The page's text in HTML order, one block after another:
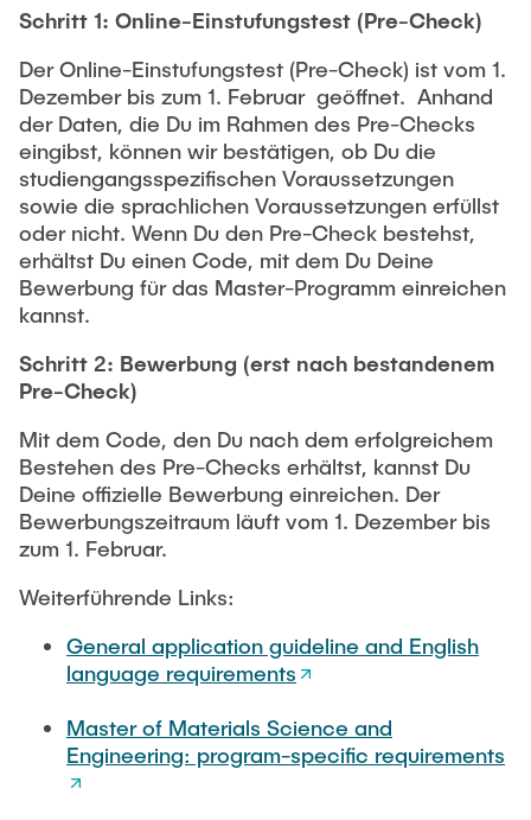
Schritt 1: Online-Einstufungstest (Pre-Check)
Der Online-Einstufungstest (Pre-Check) ist vom 1.
Dezember bis zum 1. Februar geöffnet. Anhand
der Daten, die Du im Rahmen des Pre-Checks
eingibst, können wir bestätigen, ob Du die
studiengangsspezifischen Voraussetzungen
sowie die sprachlichen Voraussetzungen erfüllst
oder nicht. Wenn Du den Pre-Check bestehst,
erhältst Du einen Code, mit dem Du Deine
Bewerbung für das Master-Programm einreichen
kannst.
Schritt 2: Bewerbung (erst nach bestandenem
Pre-Check)
Mit dem Code, den Du nach dem erfolgreichem
Bestehen des Pre-Checks erhältst, kannst Du
Deine offizielle Bewerbung einreichen. Der
Bewerbungszeitraum läuft vom 1. Dezember bis
zum 1. Februar.
Weiterführende Links:
General application guideline and English
language requirements
Master of Materials Science and
Engineering: program-specific requirements